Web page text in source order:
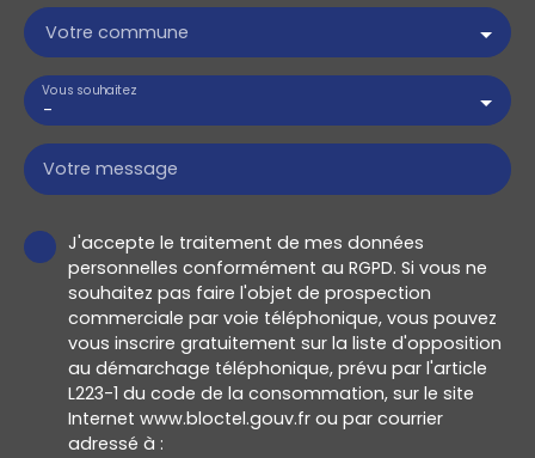
Votre commune
-
Vous souhaitez
Votre message
J'accepte le traitement de mes données
personnelles conformément au RGPD. Si vous ne
souhaitez pas faire l'objet de prospection
commerciale par voie téléphonique, vous pouvez
vous inscrire gratuitement sur la liste d'opposition
au démarchage téléphonique, prévu par l'article
L223-1 du code de la consommation, sur le site
Internet www.bloctel.gouv.fr ou par courrier
adressé à :